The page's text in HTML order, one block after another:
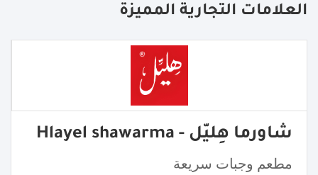
العلامات التجارية المميزة
شاورما هِليّل - Hlayel shawarma
مطعم وجبات سريعة